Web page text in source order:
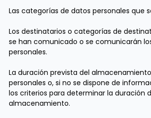
Las categorías de datos personales que
Los destinatarios o categorías de
se han comunicado o se comunicarán
personales.
La duración prevista del
personales o, si no se dispone de
los criterios para determinar la duración
almacenamiento.